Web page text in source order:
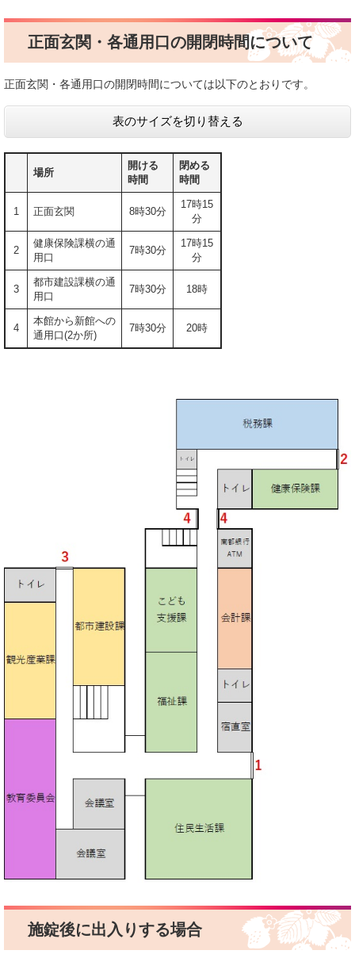
正面玄関・各通用口の開閉時間について
正面玄関・各通用口の開閉時間については以下のとおりです。
表のサイズを切り替える
場所
開ける
時間
閉める
時間
1 正面玄関 8時30分
17時15
分
2
健康保険課横の通
用口
7時30分
17時15
分
3
都市建設課横の通
用口
7時30分 18時
4
本館から新館への
通用口(2か所)
7時30分 20時
施錠後に出入りする場合